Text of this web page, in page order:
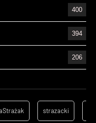
400
394
206
157
strazacki